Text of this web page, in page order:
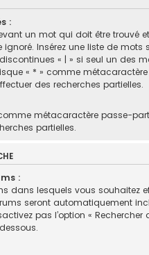
:
un mot qui doit être trouvé
Insérez une liste de mots
« | » si seul un des
« * » comme
des recherches partielles.
métacaractère passe-
partielles.
:
dans lesquels vous souhaitez
seront automatiquement
pas l’option « Rechercher